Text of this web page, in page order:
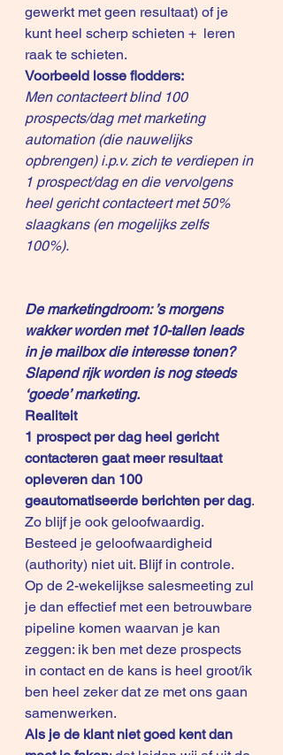
gewerkt met geen resultaat) of je
kunt heel scherp schieten +  leren
raak te schieten.
Voorbeeld losse flodders:
Men contacteert blind 100
prospects/dag met marketing
automation (die nauwelijks
opbrengen) i.p.v. zich te verdiepen in
1 prospect/dag en die vervolgens
heel gericht contacteert met 50%
slaagkans (en mogelijks zelfs
100%).
De marketingdroom: ’s morgens
wakker worden met 10-tallen leads
in je mailbox die interesse tonen?
Slapend rijk worden is nog steeds
‘goede’ marketing.
Realiteit
1 prospect per dag heel gericht
contacteren gaat meer resultaat
opleveren dan 100
geautomatiseerde berichten per dag.
Zo blijf je ook geloofwaardig.
Besteed je geloofwaardigheid
(authority) niet uit. Blijf in controle.
Op de 2-wekelijkse salesmeeting zul
je dan effectief met een betrouwbare
pipeline komen waarvan je kan
zeggen: ik ben met deze prospects
in contact en de kans is heel groot/ik
ben heel zeker dat ze met ons gaan
samenwerken.
Als je de klant niet goed kent dan